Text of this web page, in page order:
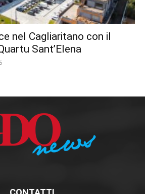
nel Cagliaritano con il
Sant’Elena